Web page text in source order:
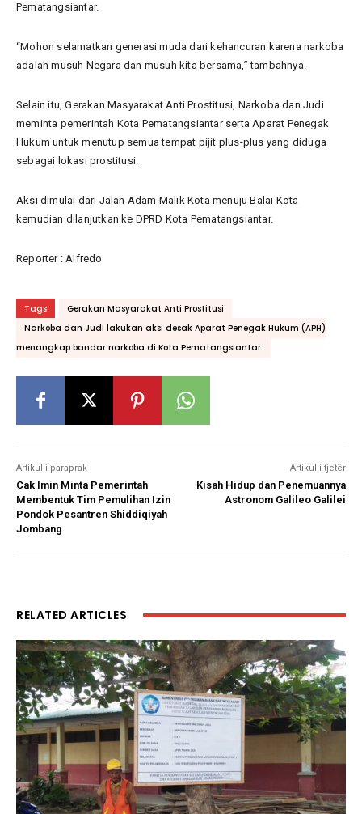
Pematangsiantar.
“Mohon selamatkan generasi muda dari kehancuran karena narkoba
adalah musuh Negara dan musuh kita bersama,” tambahnya.
Selain itu, Gerakan Masyarakat Anti Prostitusi, Narkoba dan Judi
meminta pemerintah Kota Pematangsiantar serta Aparat Penegak
Hukum untuk menutup semua tempat pijit plus-plus yang diduga
sebagai lokasi prostitusi.
Aksi dimulai dari Jalan Adam Malik Kota menuju Balai Kota
kemudian dilanjutkan ke DPRD Kota Pematangsiantar.
Reporter : Alfredo
Tags
Gerakan Masyarakat Anti Prostitusi
Narkoba dan Judi lakukan aksi desak Aparat Penegak Hukum (APH)
menangkap bandar narkoba di Kota Pematangsiantar.
Artikulli paraprak
Cak Imin Minta Pemerintah
Membentuk Tim Pemulihan Izin
Pondok Pesantren Shiddiqiyah
Jombang
Artikulli tjetër
Kisah Hidup dan Penemuannya
Astronom Galileo Galilei
RELATED ARTICLES